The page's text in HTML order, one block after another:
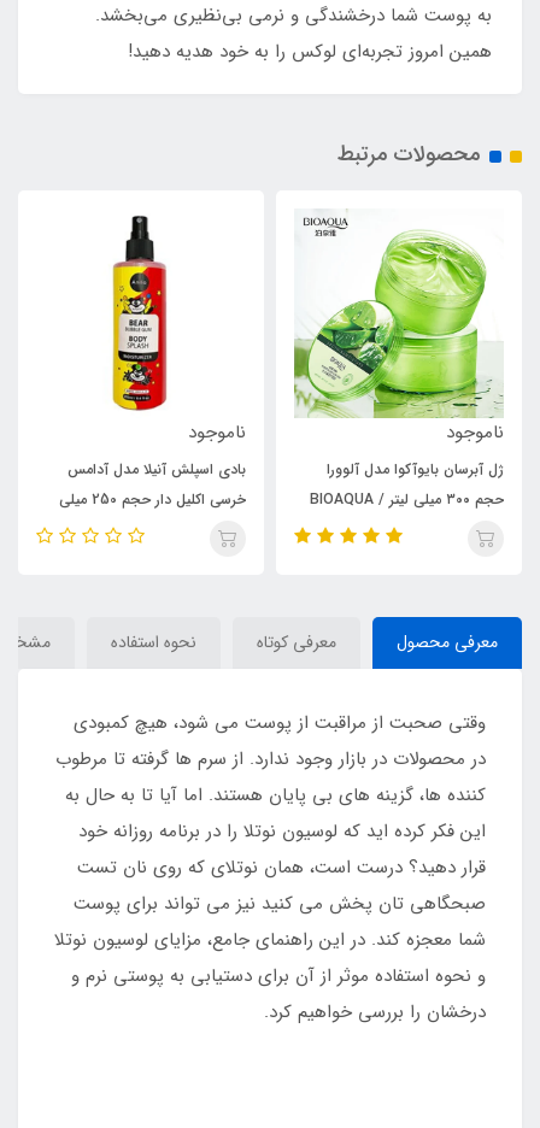
به پوست شما درخشندگی و نرمی بی‌نظیری می‌بخشد.
همین امروز تجربه‌ای لوکس را به خود هدیه دهید!
محصولات مرتبط
ناموجود
ژل آبرسان بایوآکوا مدل آلوورا
حجم ۳۰۰ میلی لیتر / BIOAQUA
ناموجود
بادی اسپلش آنیلا مدل آدامس
خرسی اکلیل دار حجم 250 میلی
لیتر / ANILA
معرفی محصول معرفی کوتاه نحوه استفاده
وقتی صحبت از مراقبت از پوست می شود، هیچ کمبودی
در محصولات در بازار وجود ندارد. از سرم ها گرفته تا مرطوب
کننده ها، گزینه های بی پایان هستند. اما آیا تا به حال به
این فکر کرده اید که لوسیون نوتلا را در برنامه روزانه خود
قرار دهید؟ درست است، همان نوتلای که روی نان تست
صبحگاهی تان پخش می کنید نیز می تواند برای پوست
شما معجزه کند. در این راهنمای جامع، مزایای لوسیون نوتلا
و نحوه استفاده موثر از آن برای دستیابی به پوستی نرم و
درخشان را بررسی خواهیم کرد.